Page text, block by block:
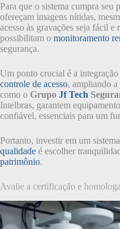
Para que o sistema cumpra seu
ofereçam imagens nítidas,
acesso às gravações seja fácil
possibilitam o monitoramento
segurança.
Um ponto crucial é a integração
controle de acesso, ampliando a
como o Grupo Jf Tech
Intelbras, garantem
confiável, essenciais para um
Portanto, investir em um
qualidade é escolher
patrimônio.
Avalie a certificação e